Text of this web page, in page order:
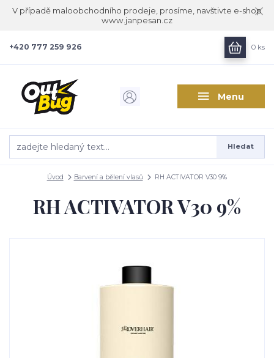
V případě maloobchodního prodeje, prosíme, navštivte e-shop
www.janpesan.cz
Menu
Hledat
+420 777 259 926 0 ks
Úvod Barvení a bělení vlasů RH ACTIVATOR V30 9%
RH ACTIVATOR V30 9%